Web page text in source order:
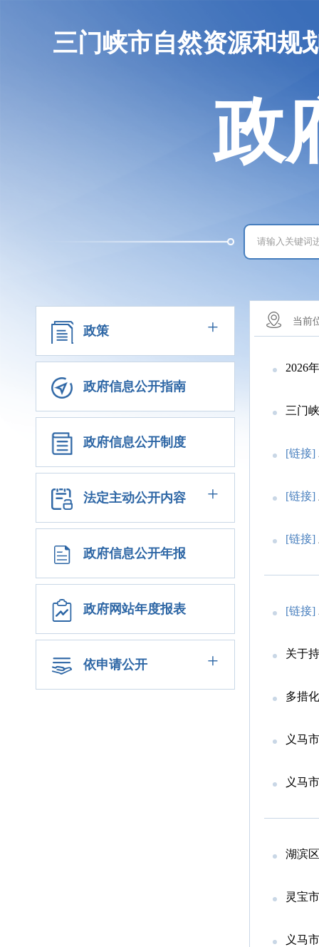
三门峡市自然资源和规
政
政策 +
政府信息公开指南
政府信息公开制度
法定主动公开内容 +
政府信息公开年报
政府网站年度报表
依申请公开 +
当前
2026
三门峡
[链接]
[链接]
[链接]
[链接]
关于
多措
义马
义马
湖滨
灵宝市
义马